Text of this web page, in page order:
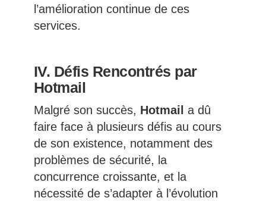
l’amélioration continue de ces
services.
IV. Défis Rencontrés par
Hotmail
Malgré son succès, Hotmail a dû
faire face à plusieurs défis au cours
de son existence, notamment des
problèmes de sécurité, la
concurrence croissante, et la
nécessité de s’adapter à l’évolution